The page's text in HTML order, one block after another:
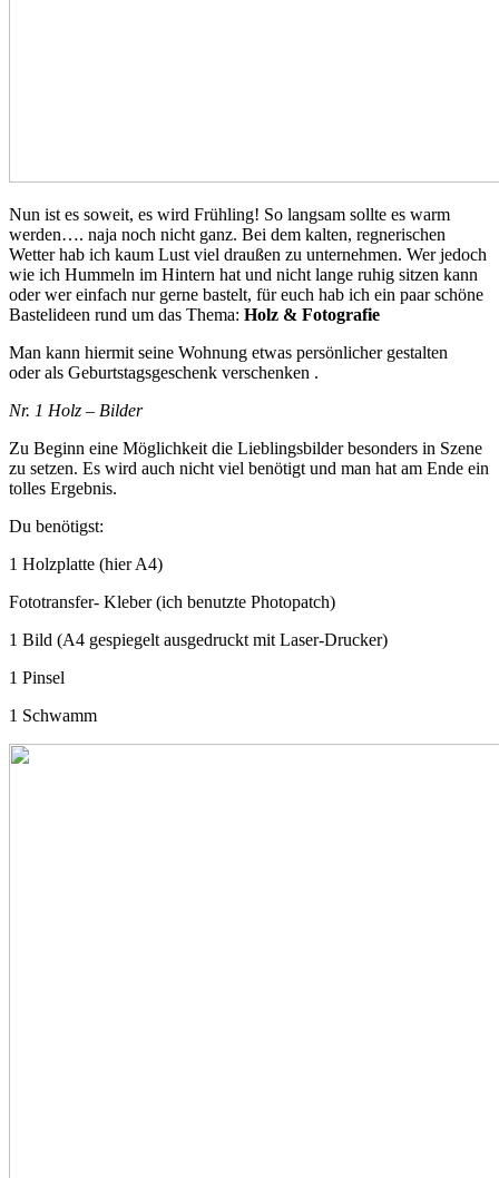
Nun ist es soweit, es wird Frühling! So langsam sollte es warm
werden…. naja noch nicht ganz. Bei dem kalten, regnerischen
Wetter hab ich kaum Lust viel draußen zu unternehmen. Wer jedoch
wie ich Hummeln im Hintern hat und nicht lange ruhig sitzen kann
oder wer einfach nur gerne bastelt, für euch hab ich ein paar schöne
Bastelideen rund um das Thema: Holz & Fotografie
Man kann hiermit seine Wohnung etwas persönlicher gestalten
oder als Geburtstagsgeschenk verschenken .
Nr. 1 Holz – Bilder
Zu Beginn eine Möglichkeit die Lieblingsbilder besonders in Szene
zu setzen. Es wird auch nicht viel benötigt und man hat am Ende ein
tolles Ergebnis.
Du benötigst:
1 Holzplatte (hier A4)
Fototransfer- Kleber (ich benutzte Photopatch)
1 Bild (A4 gespiegelt ausgedruckt mit Laser-Drucker)
1 Pinsel
1 Schwamm